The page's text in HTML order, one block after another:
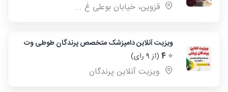
قزوین، خیابان بوعلی غ ...
ویزیت آنلاین دامپزشک متخصص پرندگان طوطی وت
⭐
4 (از 9 رای)
ویزیت آنلاین پرندگان